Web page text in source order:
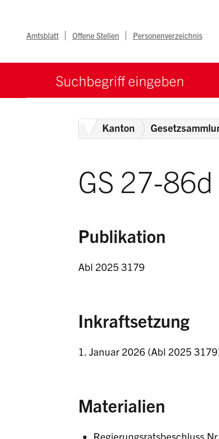
Metanav
Amtsblatt Offene Stellen Personenverzeichnis
Suchbegriff
HomeKanton
GS 27-86d
Publikation
Abl 2025 3179
Inkraftsetzung
1. Januar 2026 (Abl 2025
Materialien
Regierungsratsbeschluss